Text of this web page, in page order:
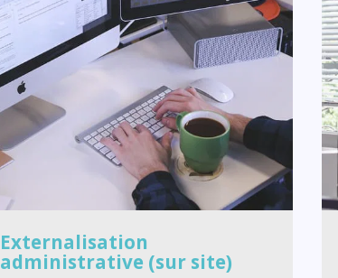
Externalisation
administrative (sur site)